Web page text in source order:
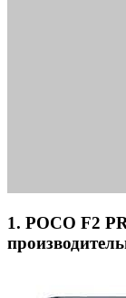
1. POCO F2